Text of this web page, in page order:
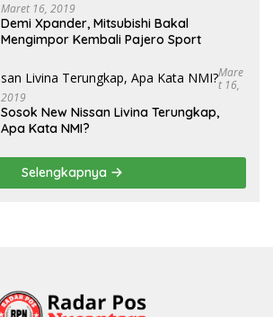
Maret 16, 2019
Demi Xpander, Mitsubishi Bakal
Mengimpor Kembali Pajero Sport
Mare
T 16,
2019
Sosok New Nissan Livina Terungkap,
Apa Kata NMI?
Selengkapnya